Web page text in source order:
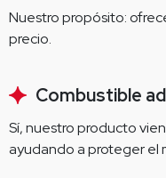
Nuestro propósito:
precio.
Combustible
Sí, nuestro producto
ayudando a proteger el